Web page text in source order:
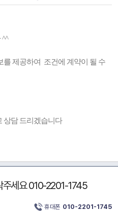
^^
를 제공하여 조건에 계약이 될 수
상담 드리겠습니다
주세요 010-2201-1745
휴대폰 010-2201-1745